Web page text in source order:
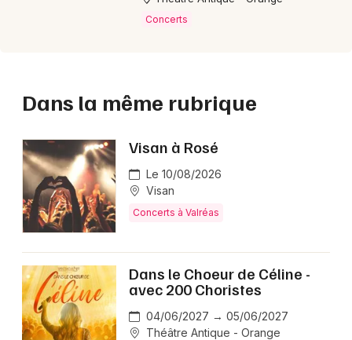
Concerts
Dans la même rubrique
Visan à Rosé
Le 10/08/2026
Visan
Concerts à Valréas
Dans le Choeur de Céline -
avec 200 Choristes
04/06/2027 → 05/06/2027
Théâtre Antique - Orange